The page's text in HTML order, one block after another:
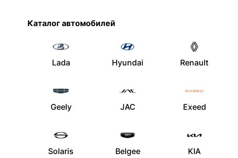
Каталог автомобилей
Lada Hyundai Renault
Geely JAC Exeed
Solaris Belgee KIA